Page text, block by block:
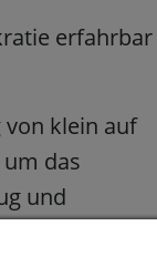
erfahrbar
von klein auf
das
und